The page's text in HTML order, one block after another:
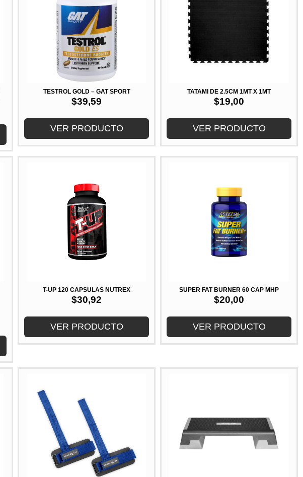
TESTROL GOLD – GAT SPORT
$39,59
VER PRODUCTO
TATAMI DE 2.5CM 1MT X 1MT
$19,00
VER PRODUCTO
T-UP 120 CAPSULAS NUTREX
$30,92
VER PRODUCTO
SUPER FAT BURNER 60 CAP MHP
$20,00
VER PRODUCTO